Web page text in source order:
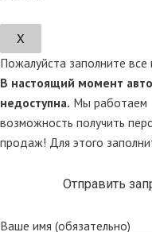
Х
Пожалуйста заполните
В настоящий момент
недоступна. Мы работаем
возможность получить
продаж! Для этого
Отправить
Ваше имя (обязательно)